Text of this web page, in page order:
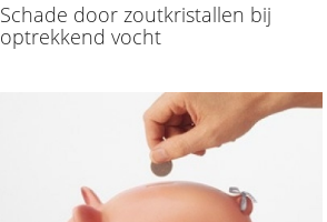
Schade door zoutkristallen bij
optrekkend vocht